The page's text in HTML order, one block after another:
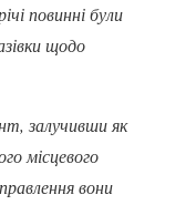
повинні були
щодо
залучивши як
місцевого
вони